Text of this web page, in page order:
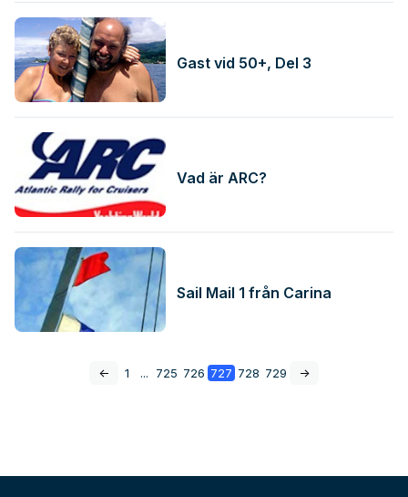
Gast vid 50+, Del 3
Vad är ARC?
Sail Mail 1 från Carina
<- 1 ... 725 726 727 728 729 ->